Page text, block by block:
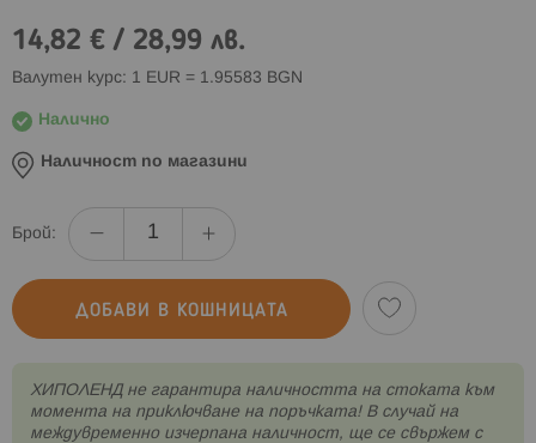
14,82 € / 28,99 лв.
Валутен курс: 1 EUR = 1.95583 BGN
Налично
Наличност по магазини
Брой:
ДОБАВИ В КОШНИЦАТА
XИПОЛЕНД не гарантира наличността на стоката към
момента на приключване на поръчката! В случай на
междувременно изчерпана наличност, ще се свържем с